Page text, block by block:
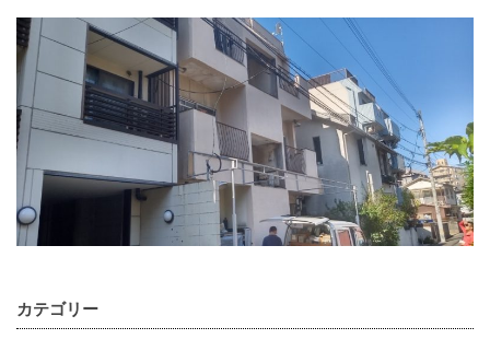
カテゴリー